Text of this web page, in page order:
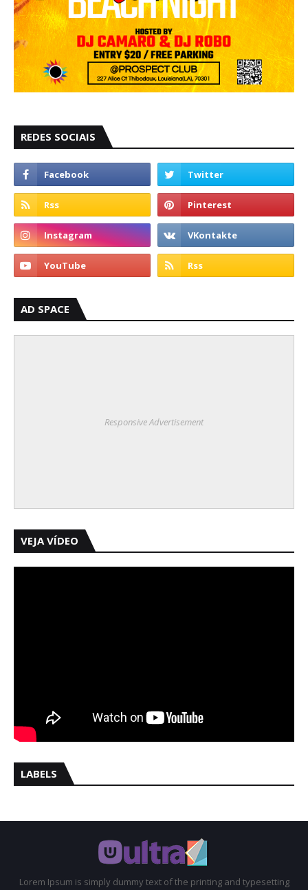
REDES SOCIAIS
AD SPACE
Responsive Advertisement
VEJA VÍDEO
LABELS
Lorem Ipsum is simply dummy text of the printing and typesetting